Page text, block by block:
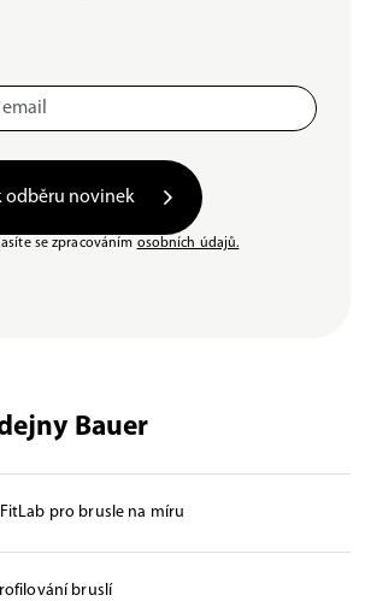
odběru novinek
se zpracováním osobních údajů.
Bauer
FitLab pro brusle na míru
bruslí